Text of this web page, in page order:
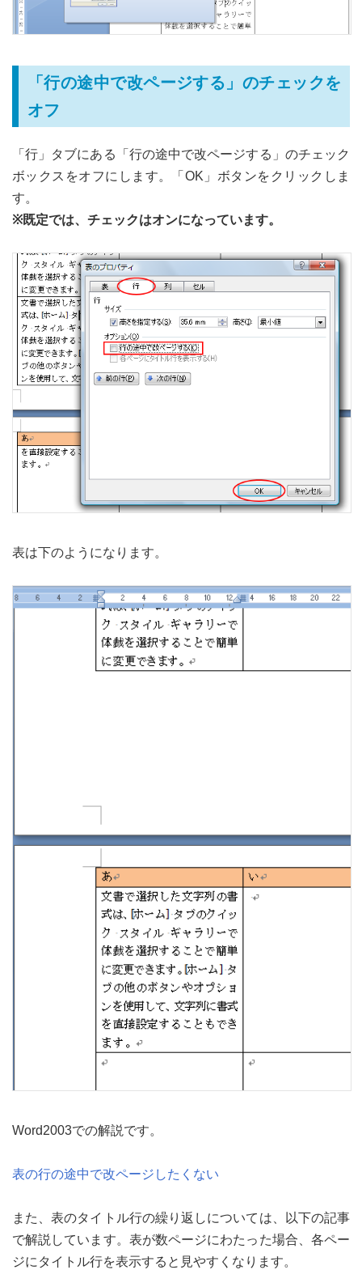
「行の途中で改ページする」のチェックを
オフ
「行」タブにある「行の途中で改ページする」のチェック
ボックスをオフにします。「OK」ボタンをクリックしま
す。
※既定では、チェックはオンになっています。
表は下のようになります。
Word2003での解説です。
表の行の途中で改ページしたくない
また、表のタイトル行の繰り返しについては、以下の記事
で解説しています。表が数ページにわたった場合、各ペー
ジにタイトル行を表示すると見やすくなります。